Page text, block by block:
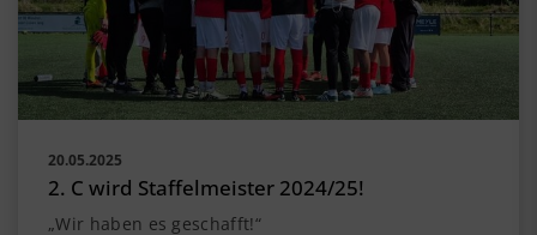
20.05.2025
2. C wird Staffelmeister 2024/25!
„Wir haben es geschafft!“